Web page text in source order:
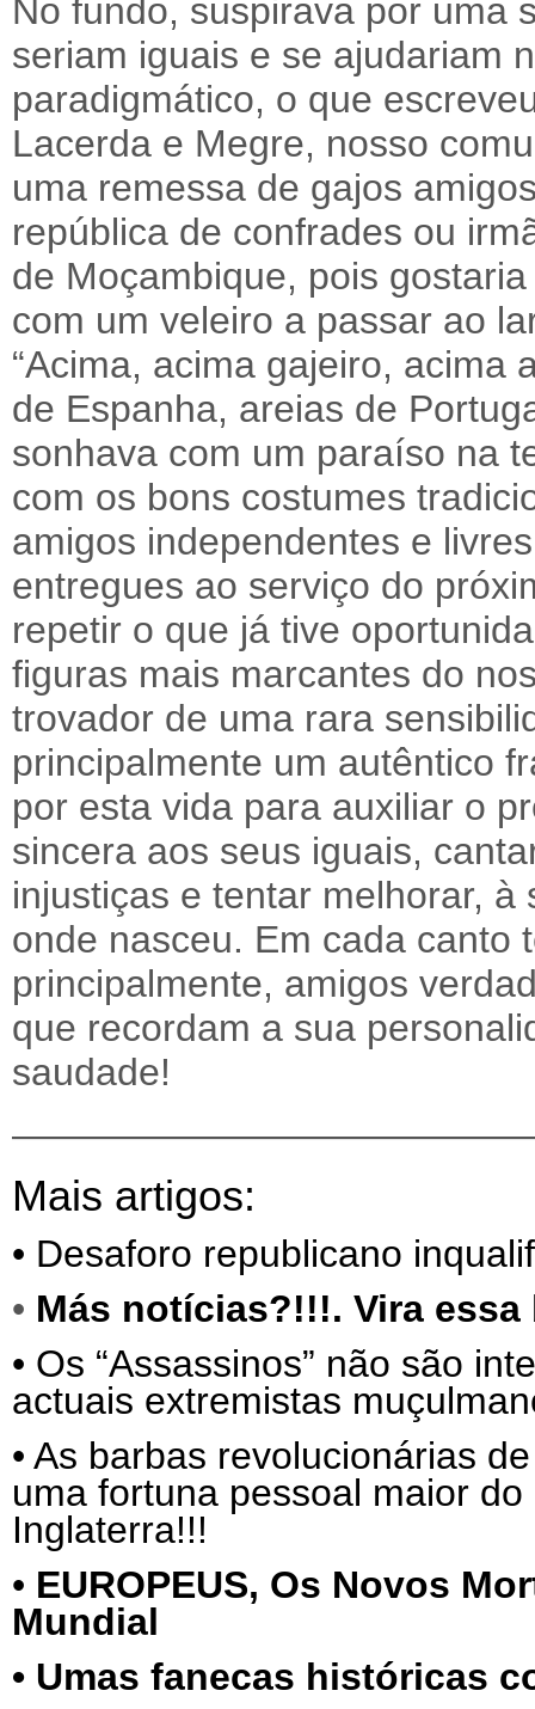
No fundo, suspirava por uma
seriam iguais e se ajudariam
paradigmático, o que
Lacerda e Megre, nosso
uma remessa de gajos
república de confrades ou
de Moçambique, pois
com um veleiro a passar ao
“Acima, acima gajeiro, acima
de Espanha, areias de
sonhava com um paraíso na
com os bons costumes
amigos independentes e
entregues ao serviço do
repetir o que já tive
figuras mais marcantes do
trovador de uma rara
principalmente um autêntico
por esta vida para auxiliar o
sincera aos seus iguais,
injustiças e tentar melhorar,
onde nasceu. Em cada canto
principalmente, amigos
que recordam a sua
saudade!
Mais artigos:
• Desaforo republicano
• Más notícias?!!!. Vira
• Os “Assassinos” não são
actuais extremistas
• As barbas revolucionárias
uma fortuna pessoal maior
Inglaterra!!!
• EUROPEUS, Os Novos
Mundial
• Umas fanecas históricas